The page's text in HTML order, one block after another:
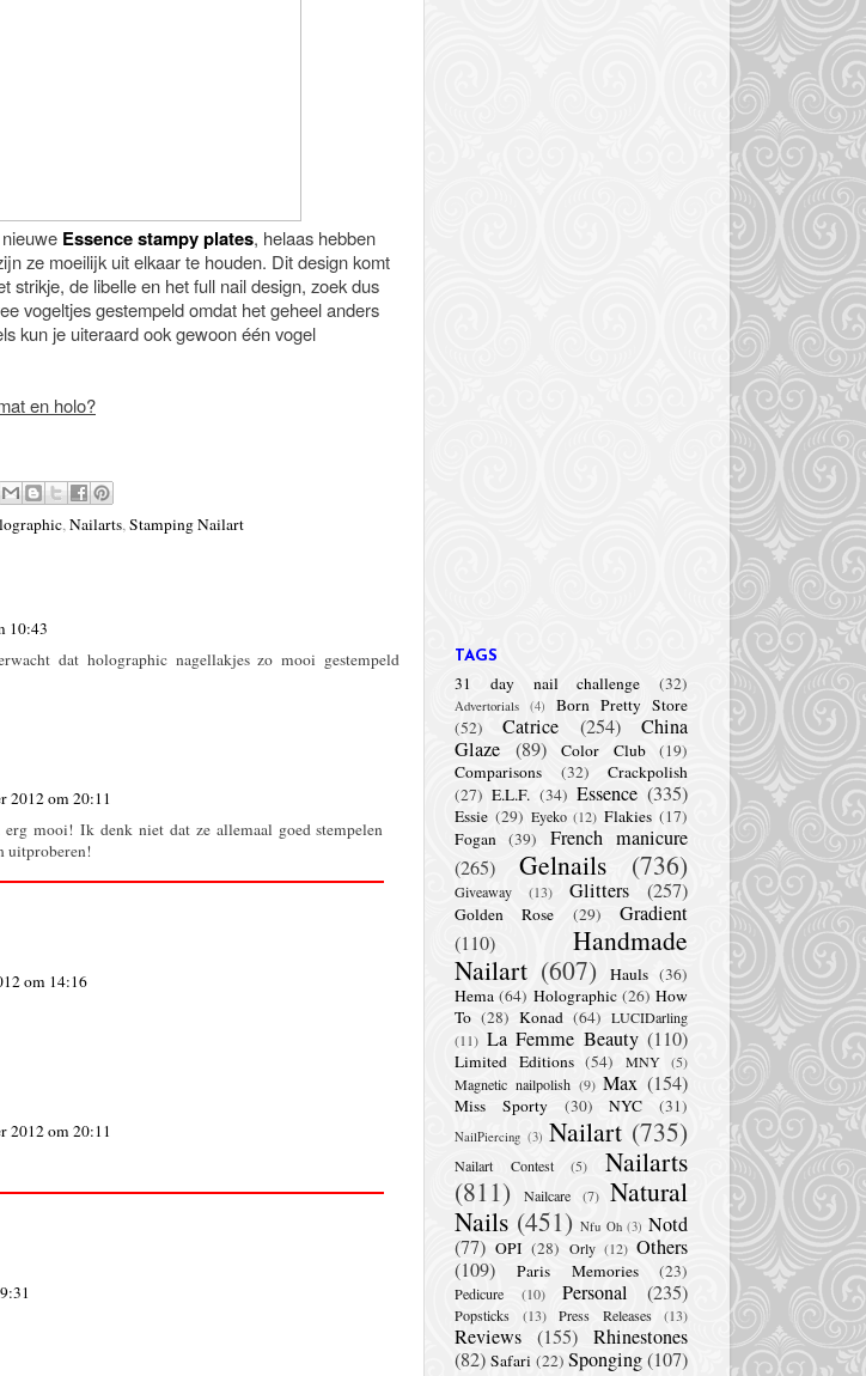
Essence stampy plates, helaas hebben
ze moeilijk uit elkaar te houden. Dit design komt
strikje, de libelle en het full nail design, zoek dus
vogeltjes gestempeld omdat het geheel anders
kun je uiteraard ook gewoon één vogel
en holo?
,Nailarts,Stamping Nailart
10:43
dat holographic nagellakjes zo mooi gestempeld
2012 om 20:11
mooi! Ik denk niet dat ze allemaal goed stempelen
uitproberen!
om 14:16
2012 om 20:11
TAGS
31 day nail challenge (32)
Advertorials (4)
Born Pretty Store
(52)
Catrice (254)
China
Glaze (89) Color Club
(19)
Comparisons
(32)
Crackpolish
(27) E.L.F. (34) Essence (335)
Essie (29) Eyeko (12) Flakies (17)
Fogan (39)
French manicure
(265)
Gelnails (736)
Giveaway (13) Glitters (257)
Golden Rose (29)
Gradient
(110)
Handmade
Nailart (607) Hauls (36)
Hema (64) Holographic (26) How
To (28) Konad (64) LUCIDarling
(11) La Femme Beauty (110)
Limited Editions (54) MNY (5)
Magnetic nailpolish (9) Max (154)
Miss Sporty (30) NYC (31)
NailPiercing (3) Nailart (735)
Nailart Contest (5)
Nailarts
(811)
Nailcare (7) Natural
Nails (451) Nfu Oh (3) Notd
(77) OPI (28) Orly (12) Others
(109)
Paris Memories (23)
Pedicure (10) Personal (235)
Popsticks (13) Press Releases (13)
Reviews (155) Rhinestones
(82) Safari (22) Sponging(107)